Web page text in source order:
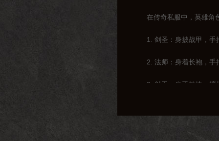
在传奇私服中，英雄角
1. 剑圣：身披战甲，
2. 法师：身着长袍，
3. 射手：身手敏捷，